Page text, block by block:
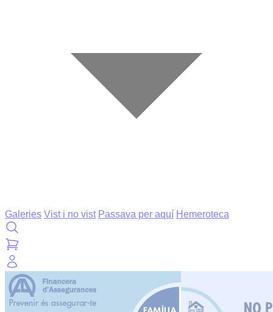
Galeries Vist i no vist Passava per aquí Hemeroteca